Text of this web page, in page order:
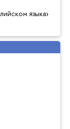
языках